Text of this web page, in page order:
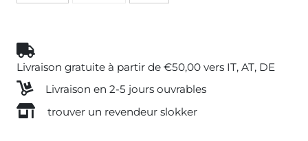
Livraison gratuite à partir de €50,00 vers IT, AT, DE
Livraison en 2-5 jours ouvrables
trouver un revendeur slokker